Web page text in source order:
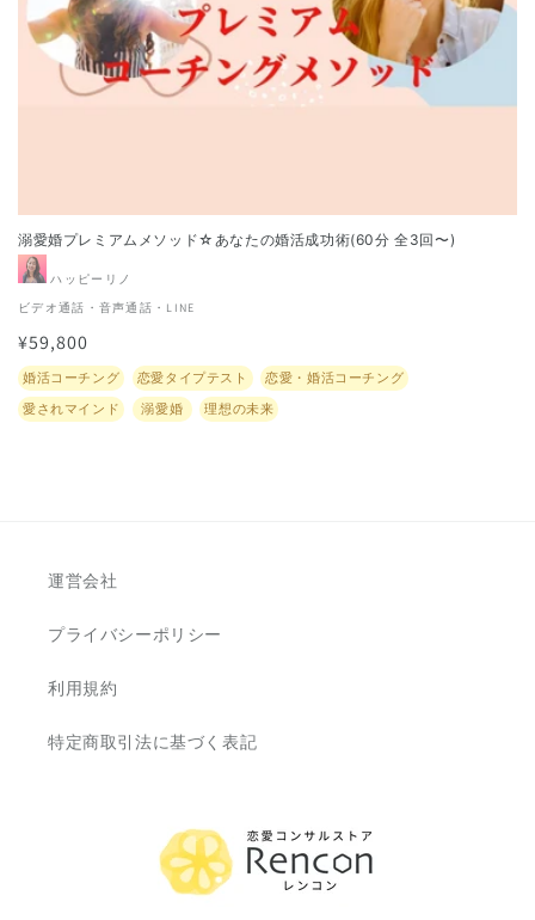
溺愛婚プレミアムメソッド☆あなたの婚活成功術(60分 全3回〜)
販
売
元:
ハッピーリノ
ビデオ通話・音声通話・LINE
通
常
価
格
¥59,800
Translation
missing:
ja.accessibility.tags
婚活コーチング 恋愛タイプテスト
恋愛・婚活コーチング
愛されマインド
溺愛婚 理想の未来
運営会社
プライバシーポリシー
利用規約
特定商取引法に基づく表記